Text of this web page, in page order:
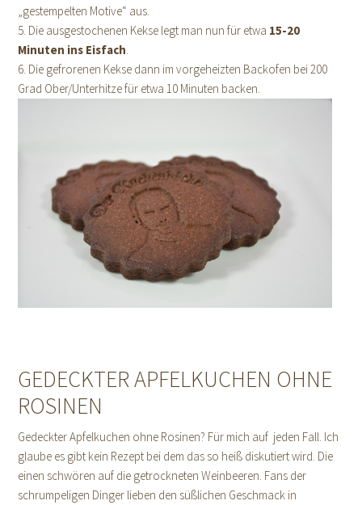
„gestempelten Motive“ aus.
5. Die ausgestochenen Kekse legt man nun für etwa 15-20
Minuten ins Eisfach
6. Die gefrorenen Kekse dann im vorgeheizten Backofen bei 200
Grad Ober/Unterhitze für etwa 10 Minuten backen.
GEDECKTER APFELKUCHEN OHNE
ROSINEN
Gedeckter Apfelkuchen ohne Rosinen? Für mich auf jeden Fall. Ich
glaube es gibt kein Rezept bei dem das so heiß diskutiert wird. Die
einen schwören auf die getrockneten Weinbeeren. Fans der
schrumpeligen Dinger lieben den süßlichen Geschmack in